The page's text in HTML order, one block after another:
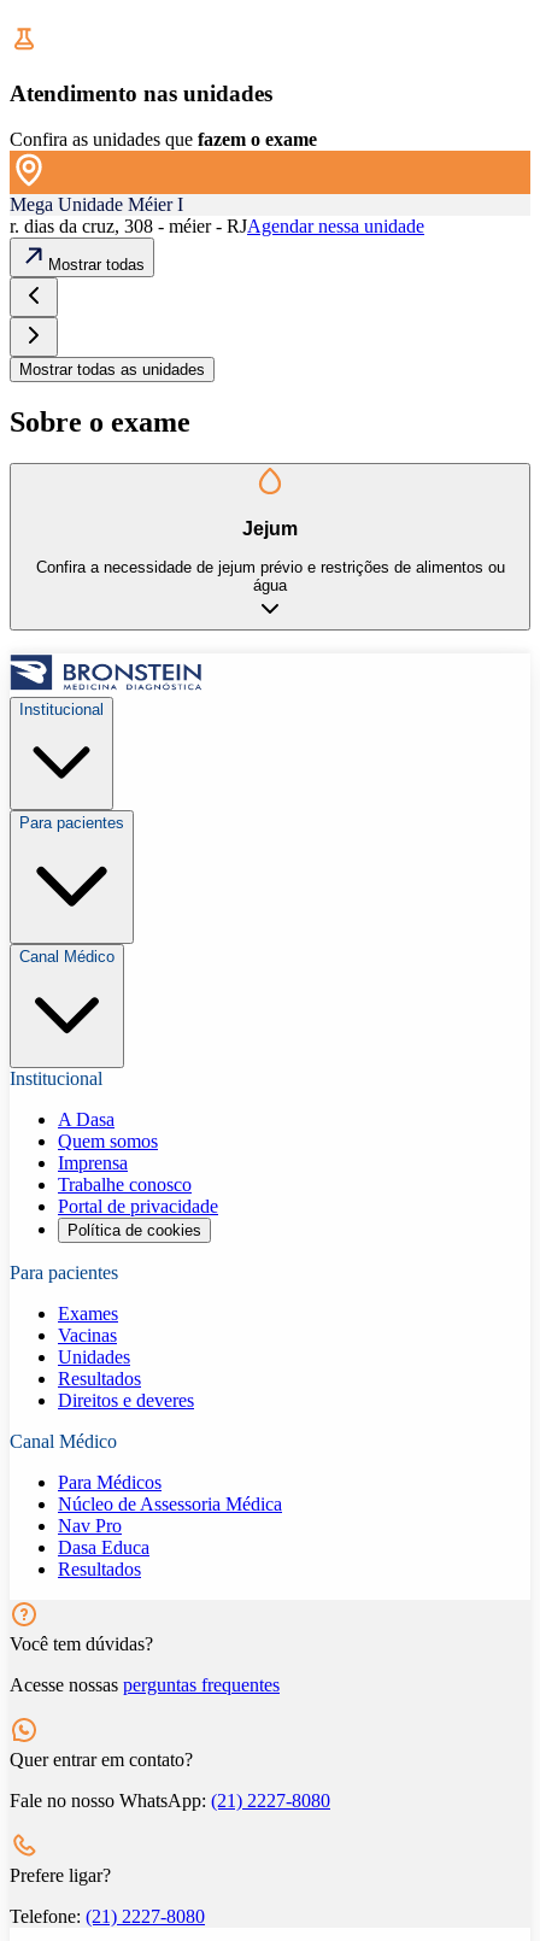
Atendimento nas unidades
Confira as unidades que fazem o exame
Mega Unidade Méier I
r. dias da cruz, 308 - méier - RJAgendar nessa unidade
Mostrar todas
Mostrar todas as unidades
Sobre o exame
Jejum
Confira a necessidade de jejum prévio e restrições de alimentos ou
água
Institucional
Para pacientes
Canal Médico
Institucional
A Dasa
Quem somos
Imprensa
Trabalhe conosco
Portal de privacidade
Política de cookies
Para pacientes
Exames
Vacinas
Unidades
Resultados
Direitos e deveres
Canal Médico
Para Médicos
Núcleo de Assessoria Médica
Nav Pro
Dasa Educa
Resultados
Você tem dúvidas?
Acesse nossas perguntas frequentes
Quer entrar em contato?
Fale no nosso WhatsApp: (21) 2227-8080
Prefere ligar?
Telefone: (21) 2227-8080